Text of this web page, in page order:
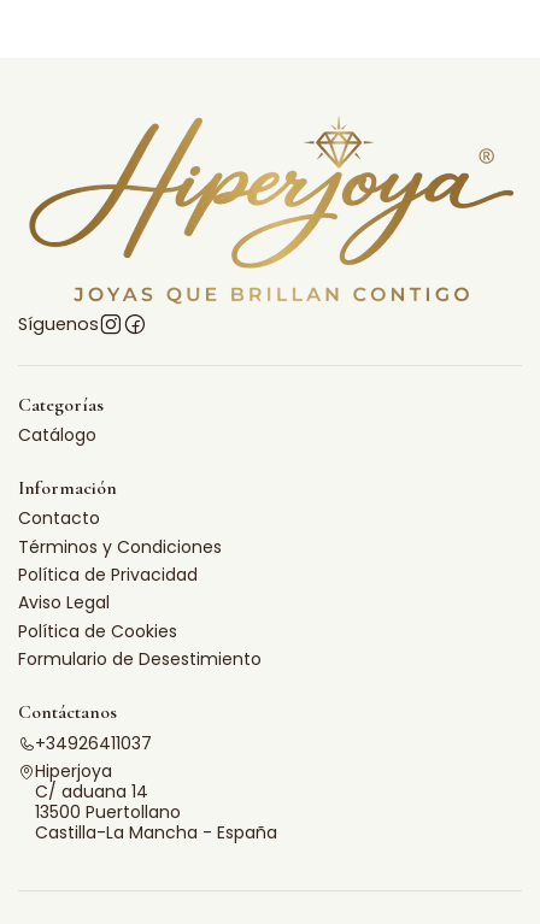
Síguenos
Categorías
Catálogo
Información
Contacto
Términos y Condiciones
Política de Privacidad
Aviso Legal
Política de Cookies
Formulario de Desestimiento
Contáctanos
+34926411037
Hiperjoya
C/ aduana 14
13500 Puertollano
Castilla-La Mancha - España